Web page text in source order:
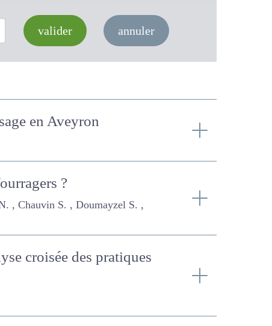
valider annuler
en Aveyron
?
S. , Roy D. , Scheepers
croisée des